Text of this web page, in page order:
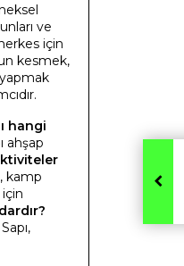
ve
için
kesmek,
hangi
ahşap
kamp